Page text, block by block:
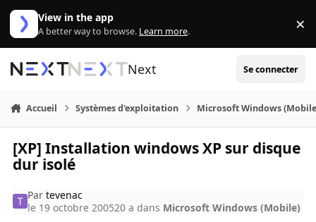
Aller au contenu
View in the app
A better way to browse. Learn more. ×
Next Se connecter
Accueil Systèmes d'exploitation Microsoft Windows
[XP] Installation windows XP sur disque
dur isolé
Partevenac
le 19 octobre 200520 a dans Microsoft Windows (Mobile)